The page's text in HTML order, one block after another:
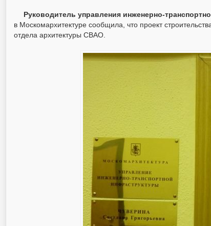
Руководитель управления инженерно-
в Москомархитектуре сообщила, что проект
отдела архитектуры СВАО.